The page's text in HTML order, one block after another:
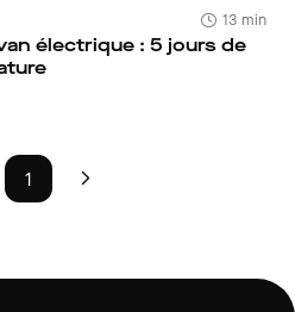
13 min
électrique : 5 jours de
1